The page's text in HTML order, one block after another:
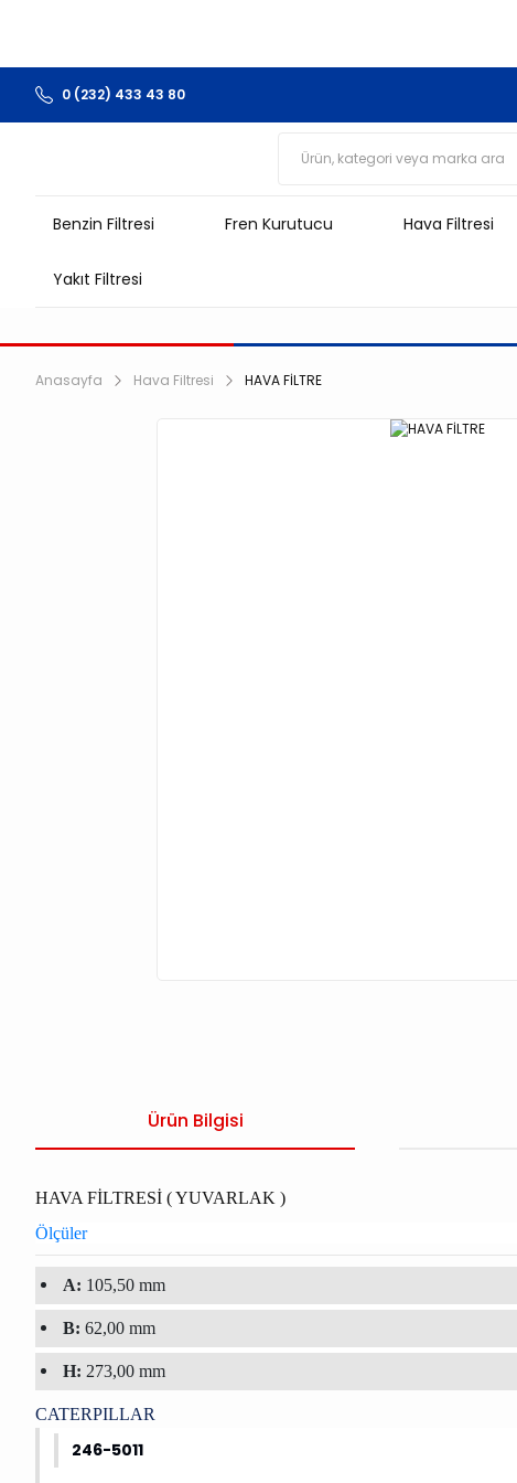
0 (232) 433 43 80
Benzin Filtresi Fren Kurutucu Hava Filtresi
Yakıt Filtresi
Anasayfa Hava Filtresi HAVA FİLTRE
Ürün Bilgisi
HAVA FİLTRESİ ( YUVARLAK )
Ölçüler
A: 105,50 mm
B: 62,00 mm
H: 273,00 mm
CATERPILLAR
246-5011